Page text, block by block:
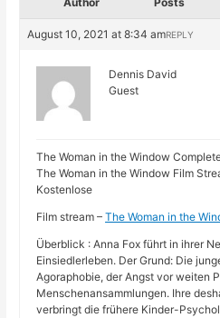
August 10, 2021 at 8:34 amREPLY
Dennis David
Guest
The Woman in the Window
The Woman in the Window Film
Kostenlose
Film stream –The Woman in the
Überblick : Anna Fox führt in ihrer
Einsiedlerleben. Der Grund: Die
Agoraphobie, der Angst vor weiten
Menschenansammlungen. Ihre
verbringt die frühere Kinder-